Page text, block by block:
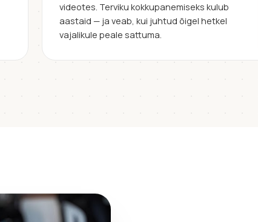
videotes. Terviku kokkupanemiseks kulub
aastaid — ja veab, kui juhtud õigel hetkel
vajalikule peale sattuma.